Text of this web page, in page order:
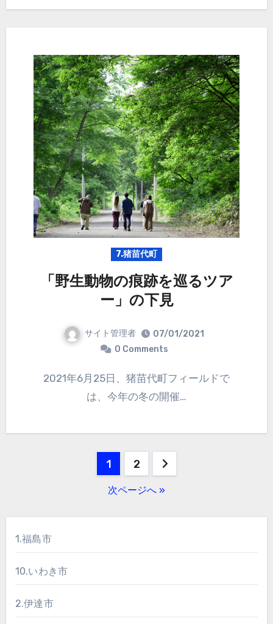
7.猪苗代町
「野生動物の痕跡を巡るツア
ー」の下見
サイト管理者
07/01/2021
0 Comments
2021年6月25日、猪苗代町フィールドで
は、今年の冬の開催…
ペ
ー
ジ
送
1 2
次ページへ »
1.福島市
10.いわき市
2.伊達市